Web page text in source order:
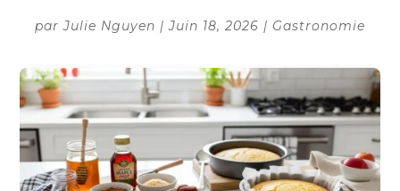
parJulie Nguyen |Juin 18, 2026 | Gastronomie